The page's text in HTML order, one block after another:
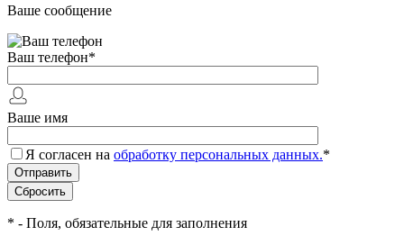
Ваше сообщение
Ваш телефон*
Ваше имя
Я согласен на обработку персональных данных.*
* - Поля, обязательные для заполнения